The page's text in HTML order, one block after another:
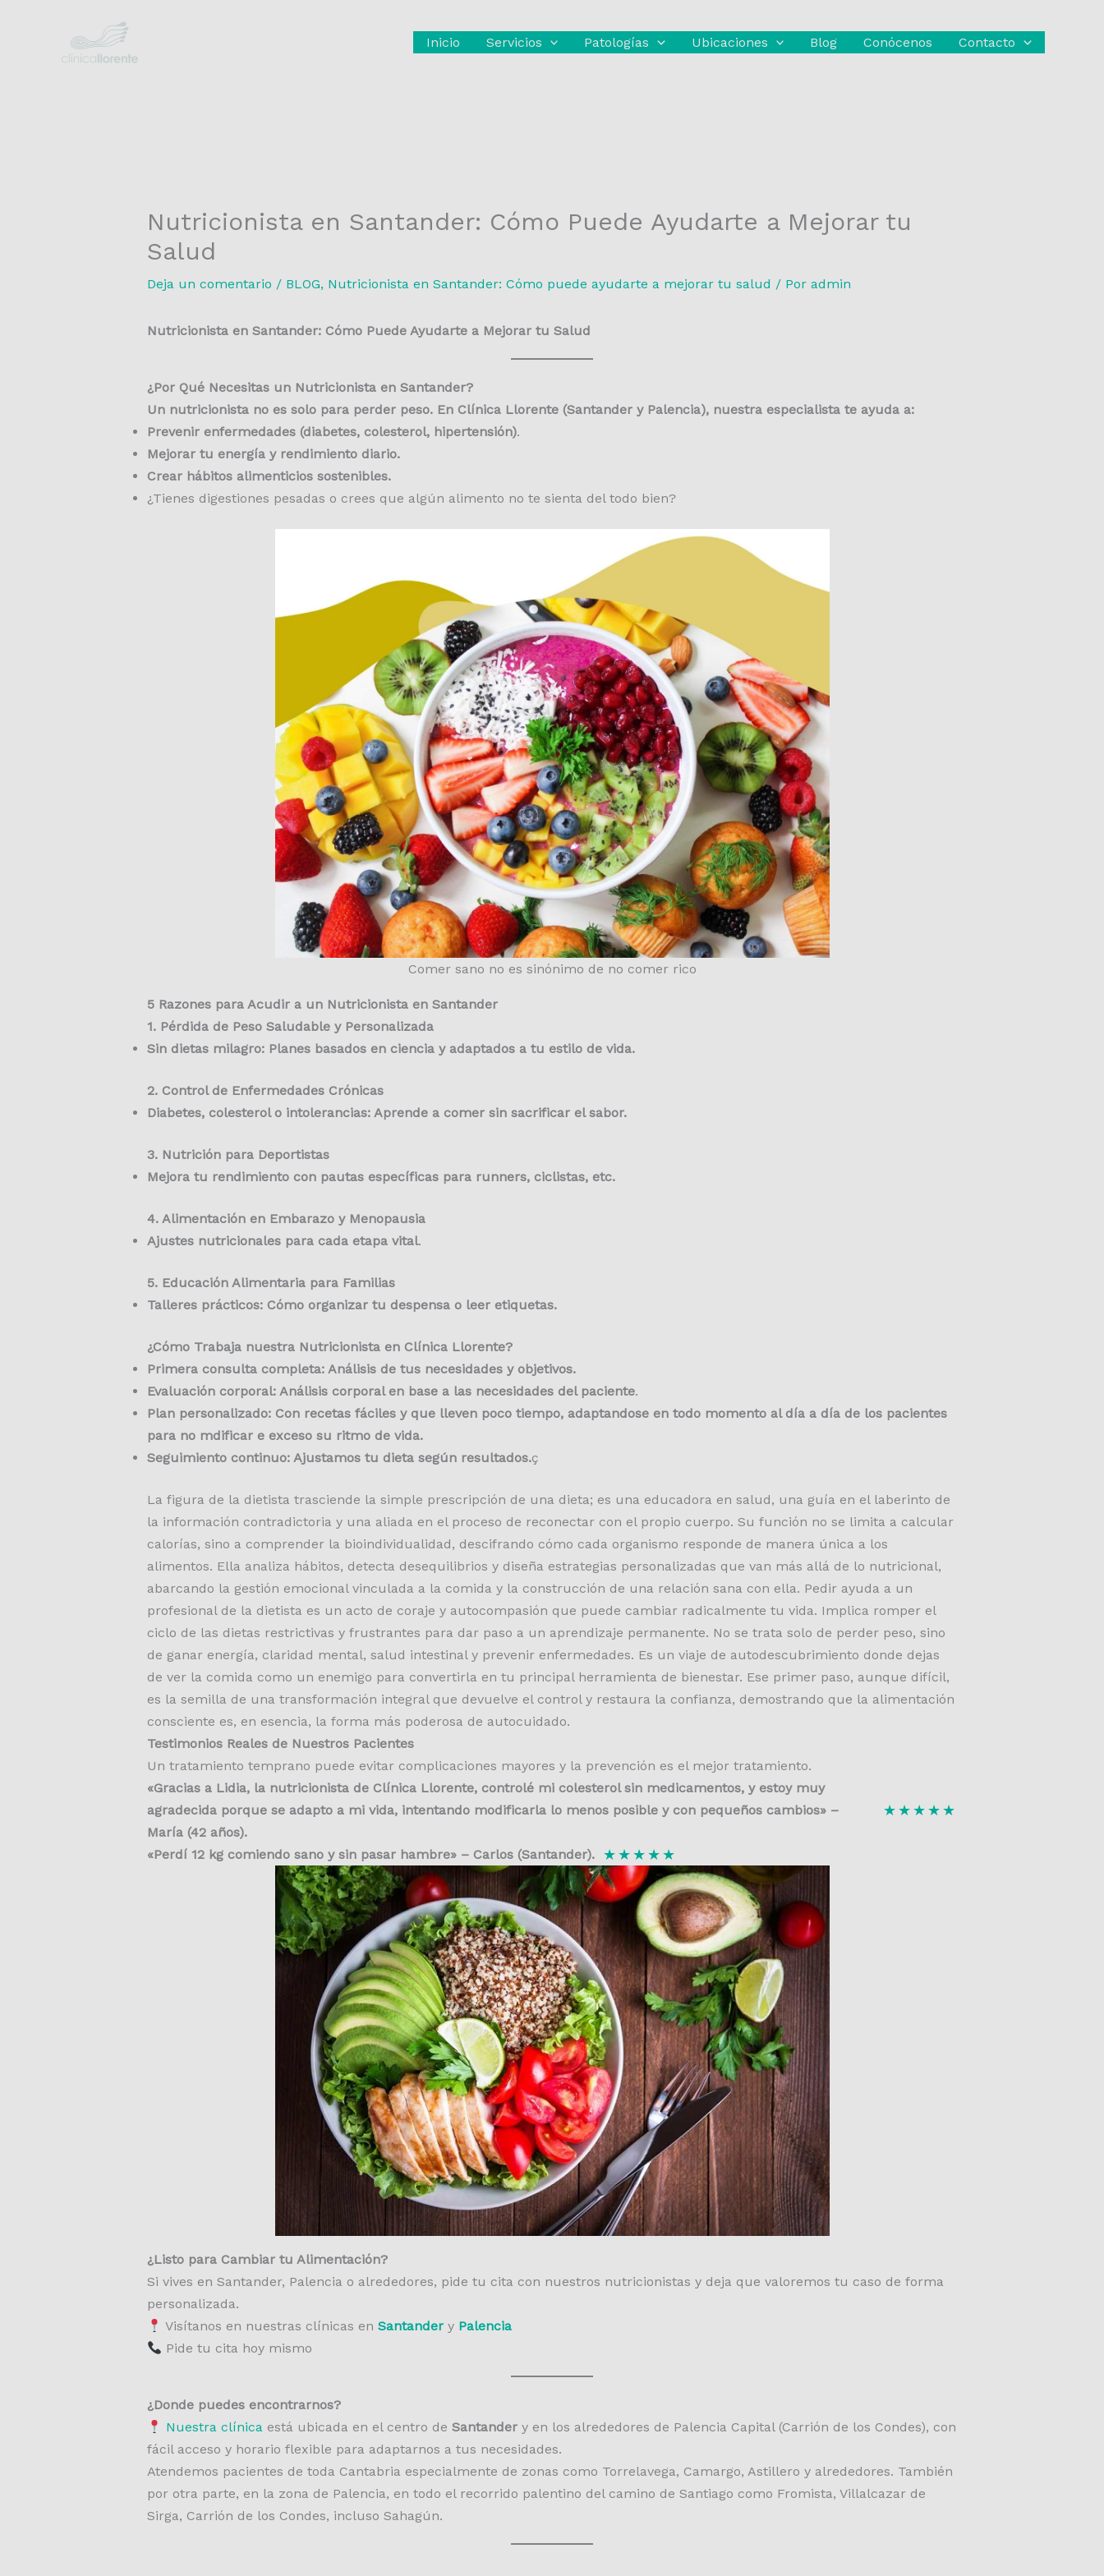
Inicio Servicios Patologías Ubicaciones Blog Conócenos Contacto
Nutricionista en Santander: Cómo Puede Ayudarte a Mejorar tu
Salud
Deja un comentario / BLOG, Nutricionista en Santander: Cómo puede ayudarte a mejorar tu salud / Por admin
Nutricionista en Santander: Cómo Puede Ayudarte a Mejorar tu Salud
¿Por Qué Necesitas un Nutricionista en Santander?
Un nutricionista no es solo para perder peso. En Clínica Llorente (Santander y Palencia), nuestra especialista te ayuda a:
Prevenir enfermedades (diabetes, colesterol, hipertensión).
Mejorar tu energía y rendimiento diario.
Crear hábitos alimenticios sostenibles.
¿Tienes digestiones pesadas o crees que algún alimento no te sienta del todo bien?
Comer sano no es sinónimo de no comer rico
5 Razones para Acudir a un Nutricionista en Santander
1. Pérdida de Peso Saludable y Personalizada
Sin dietas milagro: Planes basados en ciencia y adaptados a tu estilo de vida.
2. Control de Enfermedades Crónicas
Diabetes, colesterol o intolerancias: Aprende a comer sin sacrificar el sabor.
3. Nutrición para Deportistas
Mejora tu rendimiento con pautas específicas para runners, ciclistas, etc.
4. Alimentación en Embarazo y Menopausia
Ajustes nutricionales para cada etapa vital.
5. Educación Alimentaria para Familias
Talleres prácticos: Cómo organizar tu despensa o leer etiquetas.
¿Cómo Trabaja nuestra Nutricionista en Clínica Llorente?
Primera consulta completa: Análisis de tus necesidades y objetivos.
Evaluación corporal: Análisis corporal en base a las necesidades del paciente.
Plan personalizado: Con recetas fáciles y que lleven poco tiempo, adaptandose en todo momento al día a día de los pacientes
para no mdificar e exceso su ritmo de vida.
Seguimiento continuo: Ajustamos tu dieta según resultados.ç
La figura de la dietista trasciende la simple prescripción de una dieta; es una educadora en salud, una guía en el laberinto de
la información contradictoria y una aliada en el proceso de reconectar con el propio cuerpo. Su función no se limita a calcular
calorías, sino a comprender la bioindividualidad, descifrando cómo cada organismo responde de manera única a los
alimentos. Ella analiza hábitos, detecta desequilibrios y diseña estrategias personalizadas que van más allá de lo nutricional,
abarcando la gestión emocional vinculada a la comida y la construcción de una relación sana con ella. Pedir ayuda a un
profesional de la dietista es un acto de coraje y autocompasión que puede cambiar radicalmente tu vida. Implica romper el
ciclo de las dietas restrictivas y frustrantes para dar paso a un aprendizaje permanente. No se trata solo de perder peso, sino
de ganar energía, claridad mental, salud intestinal y prevenir enfermedades. Es un viaje de autodescubrimiento donde dejas
de ver la comida como un enemigo para convertirla en tu principal herramienta de bienestar. Ese primer paso, aunque difícil,
es la semilla de una transformación integral que devuelve el control y restaura la confianza, demostrando que la alimentación
consciente es, en esencia, la forma más poderosa de autocuidado.
Testimonios Reales de Nuestros Pacientes
Un tratamiento temprano puede evitar complicaciones mayores y la prevención es el mejor tratamiento.
«Gracias a Lidia, la nutricionista de Clínica Llorente, controlé mi colesterol sin medicamentos, y estoy muy
agradecida porque se adapto a mi vida, intentando modificarla lo menos posible y con pequeños cambios» –
María (42 años).
★★★★★
«Perdí 12 kg comiendo sano y sin pasar hambre» – Carlos (Santander). ★★★★★
¿Listo para Cambiar tu Alimentación?
Si vives en Santander, Palencia o alrededores, pide tu cita con nuestros nutricionistas y deja que valoremos tu caso de forma
personalizada.
Visítanos en nuestras clínicas en Santander y Palencia
Pide tu cita hoy mismo
¿Donde puedes encontrarnos?
Nuestra clínicaestá ubicada en el centro de Santandery en los alrededores de Palencia Capital (Carrión de los Condes), con
fácil acceso y horario flexible para adaptarnos a tus necesidades.
Atendemos pacientes de toda Cantabria especialmente de zonas como Torrelavega, Camargo, Astillero y alrededores. También
por otra parte, en la zona de Palencia, en todo el recorrido palentino del camino de Santiago como Fromista, Villalcazar de
Sirga, Carrión de los Condes, incluso Sahagún.